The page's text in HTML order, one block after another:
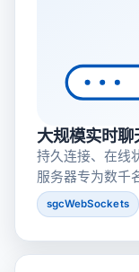
大规模实时聊
持久连接、在线
服务器专为数千
sgcWebSockets